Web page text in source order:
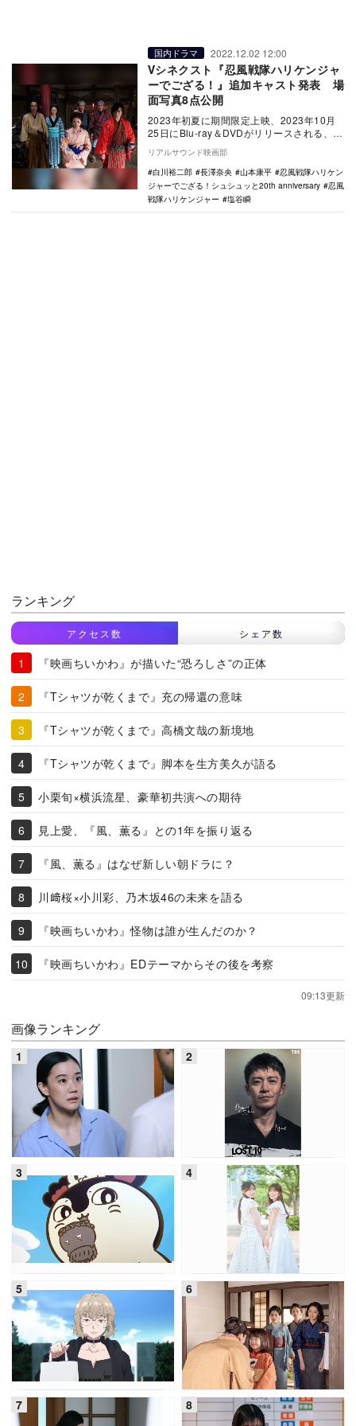
国内ドラマ 2022.12.02 12:00
Ⅴシネクスト『忍風戦隊ハリケンジャ
ーでござる！』追加キャスト発表 場
面写真8点公開
2023年初夏に期間限定上映、2023年10月
25日にBlu-ray＆DVDがリリースされる、Ⅴ
シネクスト『忍風戦隊ハリケンジャ…
リアルサウンド映画部
白川裕二郎
長澤奈央 山本康平
忍風戦隊ハリケン
ジャーでござる！シュシュッと20th anniversary
忍風
戦隊ハリケンジャー
塩谷瞬
ランキング
アクセス数 シェア数
『映画ちいかわ』が描いた“恐ろしさ”の正体
『Tシャツが乾くまで』充の帰還の意味
『Tシャツが乾くまで』高橋文哉の新境地
『Tシャツが乾くまで』脚本を生方美久が語る
小栗旬×横浜流星、豪華初共演への期待
見上愛、『風、薫る』との1年を振り返る
『風、薫る』はなぜ新しい朝ドラに？
川﨑桜×小川彩、乃木坂46の未来を語る
『映画ちいかわ』怪物は誰が生んだのか？
『映画ちいかわ』EDテーマからその後を考察
09:13更新
画像ランキング